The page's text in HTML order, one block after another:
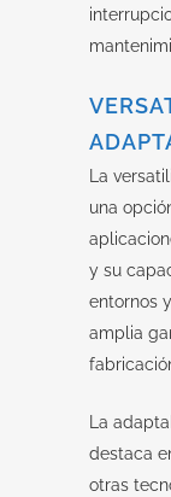
La
una
y su
entornos
amplia
La
destaca
otras